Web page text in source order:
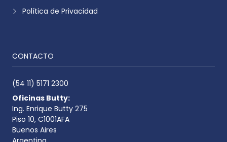
Política de Privacidad
CONTACTO
(54 11) 5171 2300
Oficinas Butty:
Ing. Enrique Butty 275
Piso 10, C1001AFA
Buenos Aires